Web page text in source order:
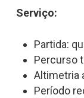
Serviço:
Partida:
Percurso
Altimetria
Período